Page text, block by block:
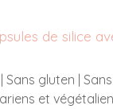
de silice
gluten |
et